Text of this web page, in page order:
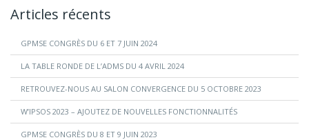
Articles récents
GPMSE CONGRÈS DU 6 ET 7 JUIN 2024
LA TABLE RONDE DE L’ADMS DU 4 AVRIL 2024
RETROUVEZ-NOUS AU SALON CONVERGENCE DU 5 OCTOBRE 2023
W’IPSOS 2023 – AJOUTEZ DE NOUVELLES FONCTIONNALITÉS
GPMSE CONGRÈS DU 8 ET 9 JUIN 2023